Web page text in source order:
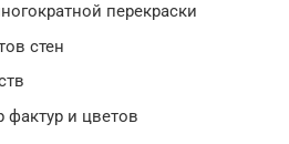
перекраски
стен
и цветов